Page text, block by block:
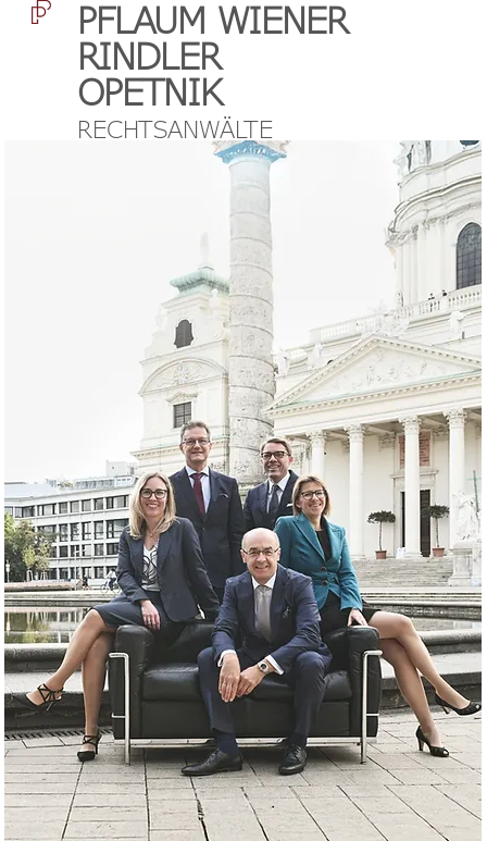
PFLAUM WIENER
RINDLER
OPETNIK
RECHTSANWÄLTE